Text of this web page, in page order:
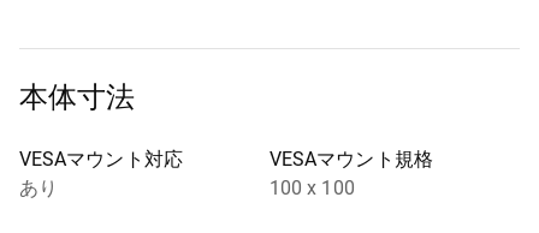
本体寸法
VESAマウント対応
あり
VESAマウント規格
100 x 100